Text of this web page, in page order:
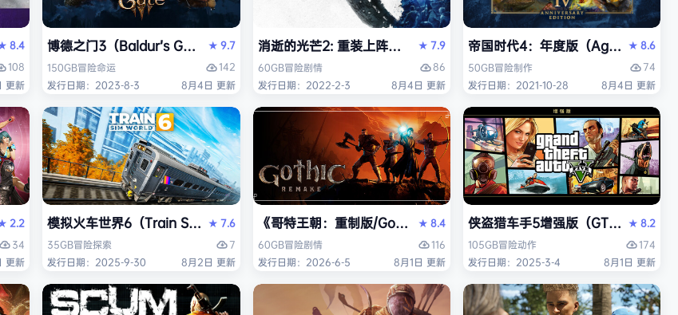
Resynced HYPERVISOR》免安装中文版
40,000: Space Marine 2）免安装中文版
8.4
108
更新
博德之门3（Baldur’s Gate 3）免安装中文版
★9.7
150GB冒险命运
142
发行日期：2023-8-3
8月4日 更新
消逝的光芒2: 重装上阵版（Dying Light 2 Stay Human: Reloaded
★7.9
60GB冒险剧情
86
发行日期：2022-2-3
8月4日 更新
帝国时代4：年度版（Age of
★8.6
50GB冒险制作
74
发行日期：2021-10-28
8月4日 更新
OR ALIVE 6 Last Round》免安装中文版
2.2
34
更新
模拟火车世界6（Train Sim World 6）免安装中文版
★7.6
35GB冒险探索
7
发行日期：2025-9-30
8月2日 更新
《哥特王朝：重制版/Gothic 1 Remake》免安装中文版
★8.4
60GB冒险剧情
116
发行日期：2026-6-5
8月1日 更新
侠盗猎车手5增强版（GTA5增强
★8.2
105GB冒险动作
174
发行日期：2025-3-4
8月1日 更新